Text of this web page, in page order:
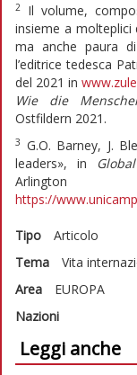
2
Il volume,
insieme a molteplici
ma anche paura
l’editrice tedesca
del 2021 in
Wie die
Ostfildern 2021.
3 G.O. Barney, J.
leaders», in
https://
Tipo
Articolo
Tema
Vita
Area
EUROPA
Nazioni
Leggi anche